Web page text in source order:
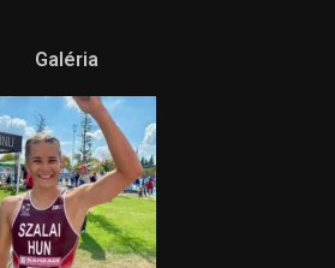
Galéria